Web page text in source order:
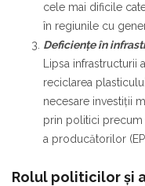
cele mai dificile
în regiunile cu
Deficiențe în
Lipsa
reciclarea
necesare investiții
prin politici precum
a producătorilor
Rolul politicilor și